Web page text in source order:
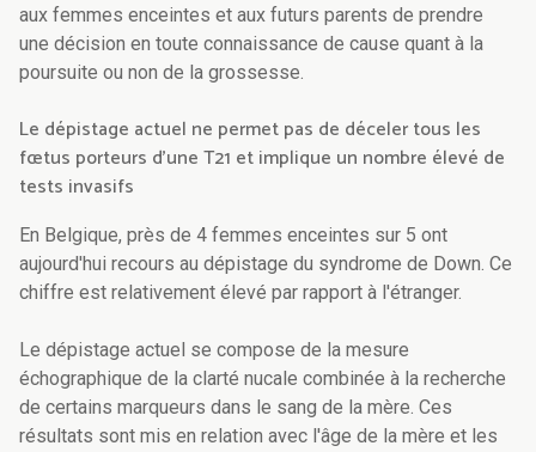
aux femmes enceintes et aux futurs parents de prendre
une décision en toute connaissance de cause quant à la
poursuite ou non de la grossesse.
Le dépistage actuel ne permet pas de déceler tous les
fœtus porteurs d’une T21 et implique un nombre élevé de
tests invasifs
En Belgique, près de 4 femmes enceintes sur 5 ont
aujourd'hui recours au dépistage du syndrome de Down. Ce
chiffre est relativement élevé par rapport à l'étranger.
Le dépistage actuel se compose de la mesure
échographique de la clarté nucale combinée à la recherche
de certains marqueurs dans le sang de la mère. Ces
résultats sont mis en relation avec l'âge de la mère et les